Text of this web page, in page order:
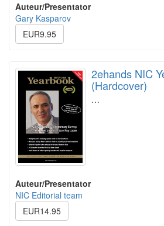
Auteur/Presentator
Gary Kasparov
EUR9.95
2ehands NIC
(Hardcover)
…
Auteur/Presentator
NIC Editorial team
EUR14.95